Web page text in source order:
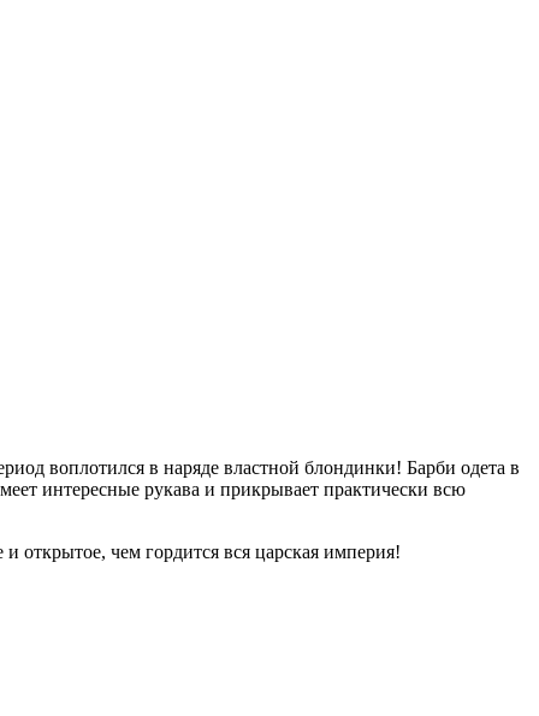
воплотился в наряде властной блондинки! Барби одета в
интересные рукава и прикрывает практически всю
открытое, чем гордится вся царская империя!